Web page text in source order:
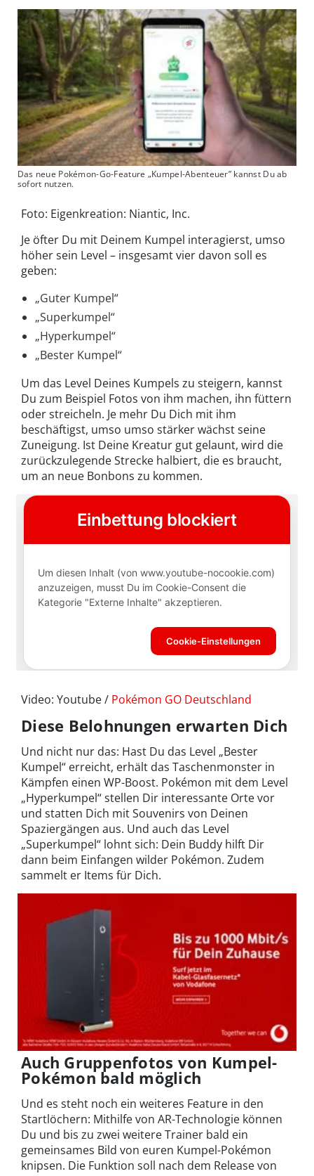
Das neue Pokémon-Go-Feature „Kumpel-Abenteuer” kannst Du ab
sofort nutzen.
Foto: Eigenkreation: Niantic, Inc.
Je öfter Du mit Deinem Kumpel interagierst, umso
höher sein Level – insgesamt vier davon soll es
geben:
„Guter Kumpel“
„Superkumpel“
„Hyperkumpel“
„Bester Kumpel“
Um das Level Deines Kumpels zu steigern, kannst
Du zum Beispiel Fotos von ihm machen, ihn füttern
oder streicheln. Je mehr Du Dich mit ihm
beschäftigst, umso umso stärker wächst seine
Zuneigung. Ist Deine Kreatur gut gelaunt, wird die
zurückzulegende Strecke halbiert, die es braucht,
um an neue Bonbons zu kommen.
Video: Youtube / Pokémon GO Deutschland
Diese Belohnungen erwarten Dich
Und nicht nur das: Hast Du das Level „Bester
Kumpel“ erreicht, erhält das Taschenmonster in
Kämpfen einen WP-Boost. Pokémon mit dem Level
„Hyperkumpel“ stellen Dir interessante Orte vor
und statten Dich mit Souvenirs von Deinen
Spaziergängen aus. Und auch das Level
„Superkumpel“ lohnt sich: Dein Buddy hilft Dir
dann beim Einfangen wilder Pokémon. Zudem
sammelt er Items für Dich.
Auch Gruppenfotos von Kumpel-
Pokémon bald möglich
Und es steht noch ein weiteres Feature in den
Startlöchern: Mithilfe von AR-Technologie können
Du und bis zu zwei weitere Trainer bald ein
gemeinsames Bild von euren Kumpel-Pokémon
knipsen. Die Funktion soll nach dem Release von